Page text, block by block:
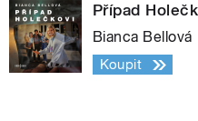
Případ
Bianca Bellová
Koupit